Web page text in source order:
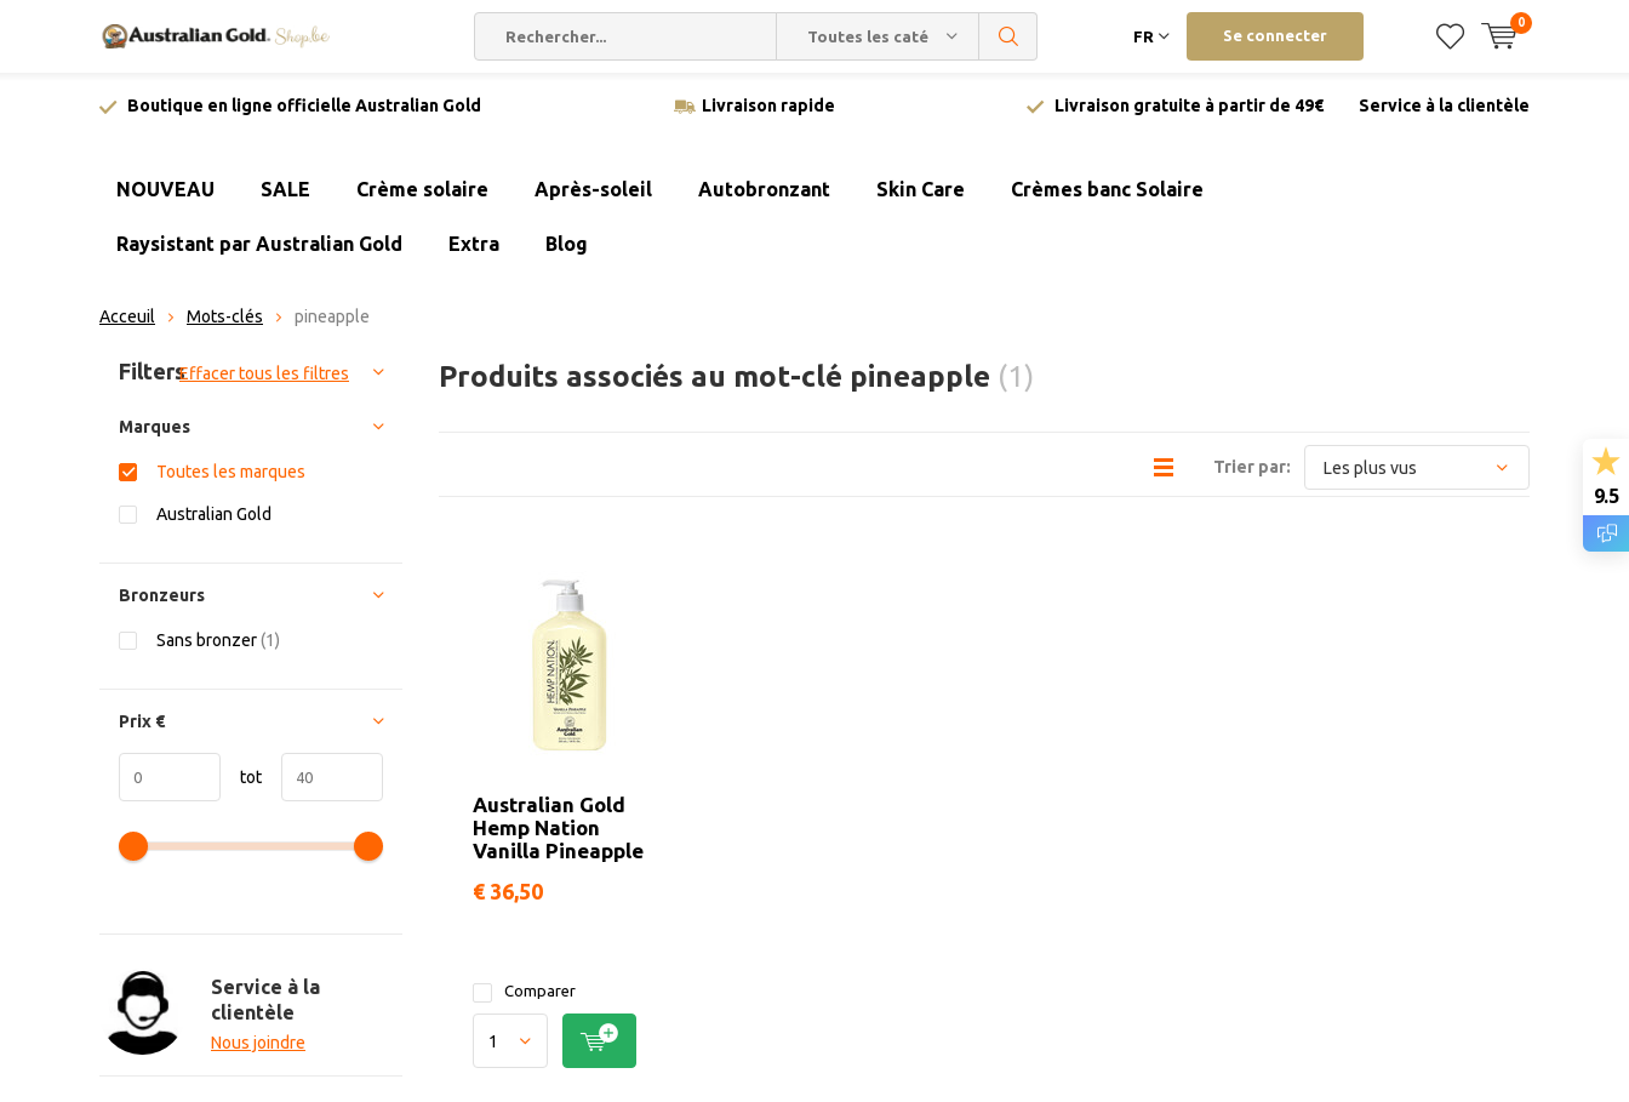
Toutes les catégories FR Se connecter
0
Boutique en ligne officielle Australian Gold Livraison rapide Livraison gratuite à partir de 49€ Service à la clientèle
NOUVEAU SALE Crème solaire Après-soleil Autobronzant Skin Care Crèmes banc Solaire
Raysistant par Australian Gold Extra Blog
Acceuil Mots-clés pineapple
Produits associés au mot-clé pineapple (1)
Trier par:
Australian Gold
Hemp Nation
Vanilla Pineapple
€ 36,50
Comparer
Trier par:
FiltersEffacer tous les filtres
Marques
Toutes les marques
Australian Gold
Bronzeurs
Sans bronzer(1)
Prix €
tot
Service à la
clientèle
Nous joindre
9.5